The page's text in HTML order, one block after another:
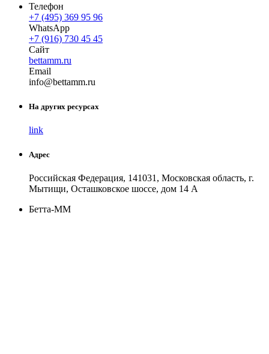
Телефон
+7 (495) 369 95 96
WhatsApp
+7 (916) 730 45 45
Сайт
bettamm.ru
Email
info@bettamm.ru
На других ресурсах
link
Адрес
Российская Федерация, 141031, Московская область, г.
Мытищи, Осташковское шоссе, дом 14 А
Бетта-ММ